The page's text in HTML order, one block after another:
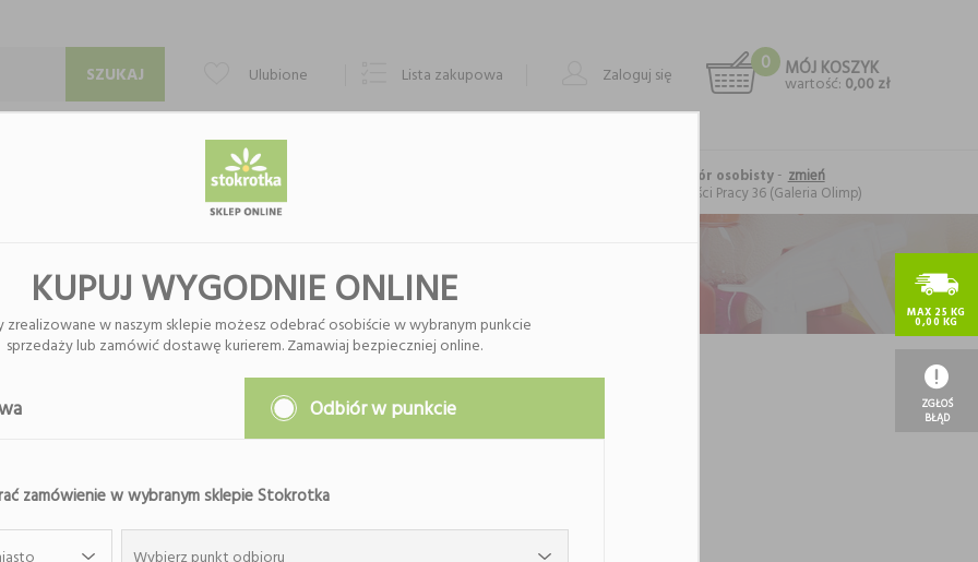
Ulubione Lista zakupowa Zaloguj się
0 MÓJ KOSZYK
wartość: 0,00 zł
KONTAKT Forma realizacji: odbiór osobisty- zmień
, al. Spółdzielczości Pracy 36 (Galeria Olimp)
Nie znaleziono produktów w tej kategorii.
Proszę wybrać inną kategorię.
MAX 25 KG
0,00 KG
ZGŁOŚ
BŁĄD
KUPUJ WYGODNIE ONLINE
zrealizowane w naszym sklepie możesz odebrać osobiście w wybranym punkcie
sprzedaży lub zamówić dostawę kurierem. Zamawiaj bezpieczniej online.
Odbiór w punkcie
zamówienie w wybranym sklepie Stokrotka
Wybierz punkt odbioru